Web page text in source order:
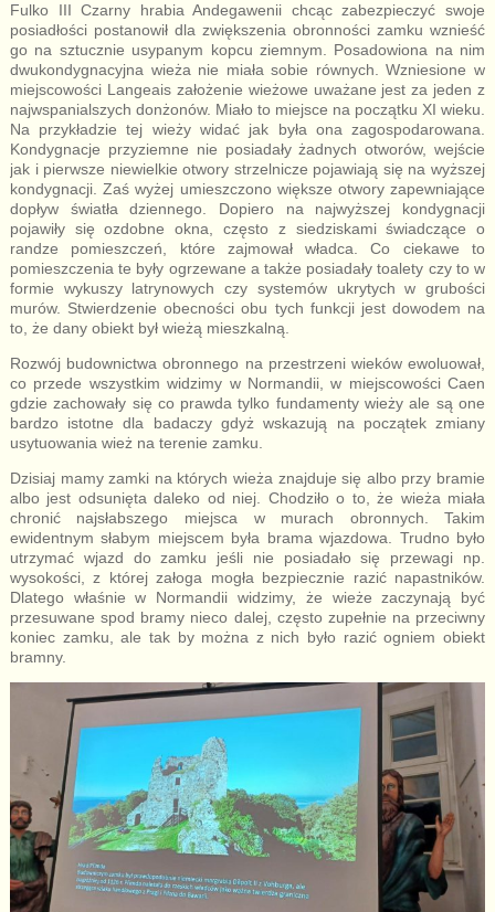
Fulko III Czarny hrabia Andegawenii chcąc zabezpieczyć swoje
posiadłości postanowił dla zwiększenia obronności zamku wznieść
go na sztucznie usypanym kopcu ziemnym. Posadowiona na nim
dwukondygnacyjna wieża nie miała sobie równych. Wzniesione w
miejscowości Langeais założenie wieżowe uważane jest za jeden z
najwspanialszych donżonów. Miało to miejsce na początku XI wieku.
Na przykładzie tej wieży widać jak była ona zagospodarowana.
Kondygnacje przyziemne nie posiadały żadnych otworów, wejście
jak i pierwsze niewielkie otwory strzelnicze pojawiają się na wyższej
kondygnacji. Zaś wyżej umieszczono większe otwory zapewniające
dopływ światła dziennego. Dopiero na najwyższej kondygnacji
pojawiły się ozdobne okna, często z siedziskami świadczące o
randze pomieszczeń, które zajmował władca. Co ciekawe to
pomieszczenia te były ogrzewane a także posiadały toalety czy to w
formie wykuszy latrynowych czy systemów ukrytych w grubości
murów. Stwierdzenie obecności obu tych funkcji jest dowodem na
to, że dany obiekt był wieżą mieszkalną.
Rozwój budownictwa obronnego na przestrzeni wieków ewoluował,
co przede wszystkim widzimy w Normandii, w miejscowości Caen
gdzie zachowały się co prawda tylko fundamenty wieży ale są one
bardzo istotne dla badaczy gdyż wskazują na początek zmiany
usytuowania wież na terenie zamku.
Dzisiaj mamy zamki na których wieża znajduje się albo przy bramie
albo jest odsunięta daleko od niej. Chodziło o to, że wieża miała
chronić najsłabszego miejsca w murach obronnych. Takim
ewidentnym słabym miejscem była brama wjazdowa. Trudno było
utrzymać wjazd do zamku jeśli nie posiadało się przewagi np.
wysokości, z której załoga mogła bezpiecznie razić napastników.
Dlatego właśnie w Normandii widzimy, że wieże zaczynają być
przesuwane spod bramy nieco dalej, często zupełnie na przeciwny
koniec zamku, ale tak by można z nich było razić ogniem obiekt
bramny.